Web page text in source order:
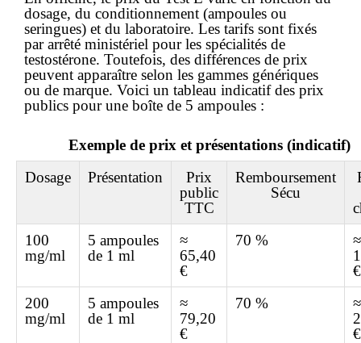
dosage, du conditionnement (ampoules ou
seringues) et du laboratoire. Les tarifs sont fixés
par arrêté ministériel pour les spécialités de
testostérone. Toutefois, des différences de prix
peuvent apparaître selon les gammes génériques
ou de marque. Voici un tableau indicatif des prix
publics pour une boîte de 5 ampoules :
Exemple de prix et présentations (indicatif)
Dosage
Présentation
Prix
public
TTC
Remboursement
Sécu
100
mg/ml
5 ampoules
de 1 ml
≈
65,40
€
70 %
≈
€
200
mg/ml
5 ampoules
de 1 ml
≈
79,20
€
70 %
≈
€